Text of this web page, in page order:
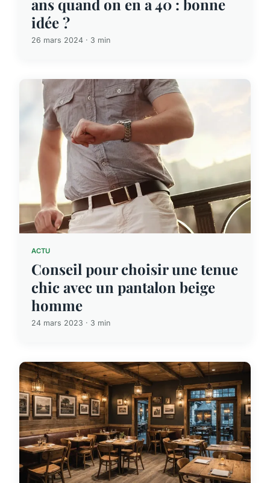
ans quand on en a 40 : bonne
idée ?
26 mars 2024 · 3 min
ACTU
Conseil pour choisir une tenue
chic avec un pantalon beige
homme
24 mars 2023 · 3 min